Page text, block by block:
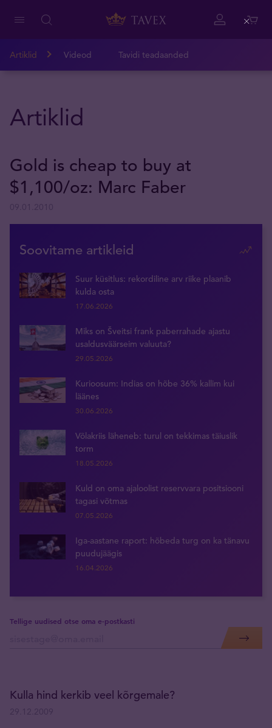
Artiklid Videod Tavidi teadaanded
Artiklid
Gold is cheap to buy at
$1,100/oz: Marc Faber
Soovitame artikleid
Suur küsitlus: rekordiline arv riike plaanib
kulda osta
17.06.2026
Miks on Šveitsi frank paberrahade ajastu
usaldusväärseim valuuta?
29.05.2026
Kurioosum: Indias on hõbe 36% kallim kui
läänes
30.06.2026
Võlakriis läheneb: turul on tekkimas täiuslik
torm
18.05.2026
Kuld on oma ajaloolist reservvara positsiooni
tagasi võtmas
07.05.2026
Iga-aastane raport: hõbeda turg on ka tänavu
puudujäägis
16.04.2026
Tellige uudised otse oma e-postkasti
Kulla hind kerkib veel kõrgemale?
Close